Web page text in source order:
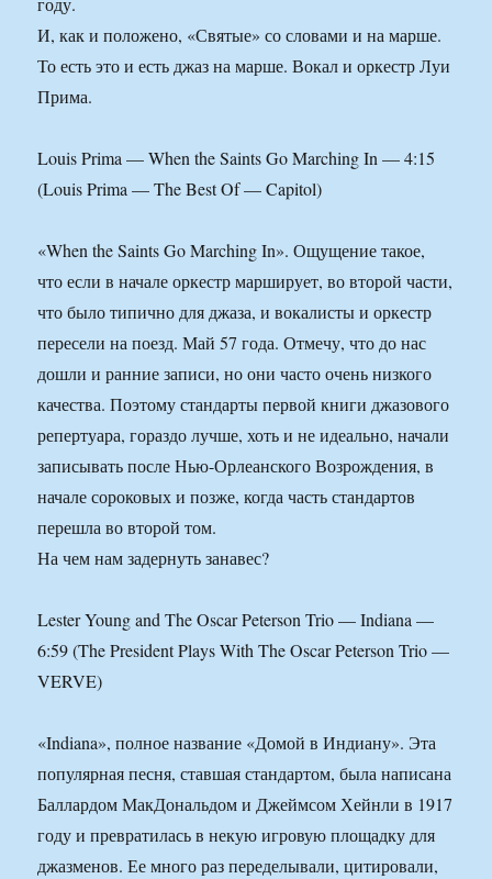
И, как и положено, «Святые» со словами и на марше.
То есть это и есть джаз на марше. Вокал и оркестр Луи
Прима.
Louis Prima — When the Saints Go Marching In — 4:15
(Louis Prima — The Best Of — Capitol)
«When the Saints Go Marching In». Ощущение такое,
что если в начале оркестр марширует, во второй части,
что было типично для джаза, и вокалисты и оркестр
пересели на поезд. Май 57 года. Отмечу, что до нас
дошли и ранние записи, но они часто очень низкого
качества. Поэтому стандарты первой книги джазового
репертуара, гораздо лучше, хоть и не идеально, начали
записывать после Нью-Орлеанского Возрождения, в
начале сороковых и позже, когда часть стандартов
перешла во второй том.
На чем нам задернуть занавес?
Lester Young and The Oscar Peterson Trio — Indiana —
6:59 (The President Plays With The Oscar Peterson Trio —
VERVE)
«Indiana», полное название «Домой в Индиану». Эта
популярная песня, ставшая стандартом, была написана
Баллардом МакДональдом и Джеймсом Хейнли в 1917
году и превратилась в некую игровую площадку для
джазменов. Ее много раз переделывали, цитировали,